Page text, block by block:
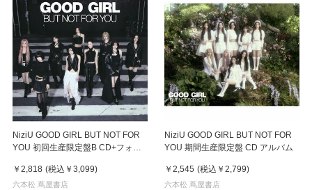
NiziU GOOD GIRL BUT NOT FOR
YOU 初回生産限定盤B CD+フォト
￥2,818 (税込 ￥3,099)
六本松 蔦屋書店
NiziU GOOD GIRL BUT NOT FOR
YOU 期間生産限定盤 CD アルバム
￥2,545 (税込 ￥2,799)
六本松 蔦屋書店